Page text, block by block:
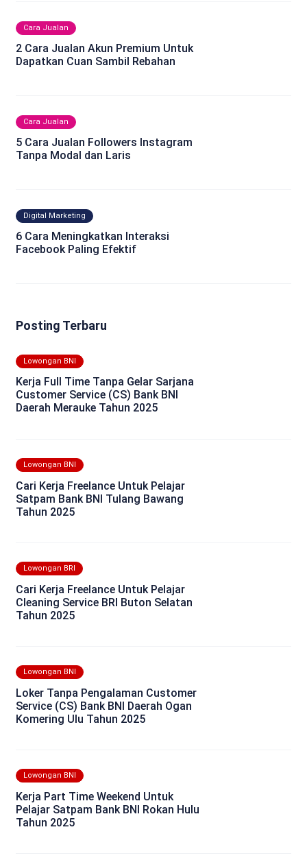
Cara Jualan
2 Cara Jualan Akun Premium Untuk
Dapatkan Cuan Sambil Rebahan
Cara Jualan
5 Cara Jualan Followers Instagram
Tanpa Modal dan Laris
Digital Marketing
6 Cara Meningkatkan Interaksi
Facebook Paling Efektif
Posting Terbaru
Lowongan BNI
Kerja Full Time Tanpa Gelar Sarjana
Customer Service (CS) Bank BNI
Daerah Merauke Tahun 2025
Lowongan BNI
Cari Kerja Freelance Untuk Pelajar
Satpam Bank BNI Tulang Bawang
Tahun 2025
Lowongan BRI
Cari Kerja Freelance Untuk Pelajar
Cleaning Service BRI Buton Selatan
Tahun 2025
Lowongan BNI
Loker Tanpa Pengalaman Customer
Service (CS) Bank BNI Daerah Ogan
Komering Ulu Tahun 2025
Lowongan BNI
Kerja Part Time Weekend Untuk
Pelajar Satpam Bank BNI Rokan Hulu
Tahun 2025